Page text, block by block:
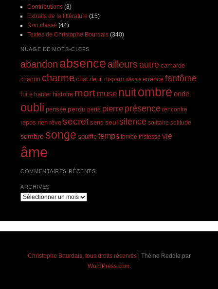
Contributions(3)
Extraits de la littérature (15)
Non classé (44)
Textes de Christophe Bourdais(340)
NUAGE DE MOTS-CLEFS
abandon absence ailleursautre camarde
chagrin charme chat deuil disparu désolé errance fantôme
fuite hanter histoire mort muse nuitombre onde
oubli pensée perdu perte pierre présence rencontre
repos rien rêve secret sens seul silence solitaire solitude
sombre songe souffle temps tombe tristesse vie
âme
COMMENTAIRES RÉCENTS
ARCHIVES
Archives
Christophe Bourdais, tous droits réservés
Thème Reddle par
WordPress.com.